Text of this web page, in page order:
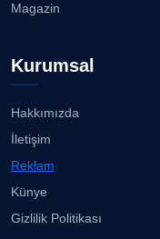
Magazin
Kurumsal
Hakkımızda
İletişim
Reklam
Künye
Gizlilik Politikası